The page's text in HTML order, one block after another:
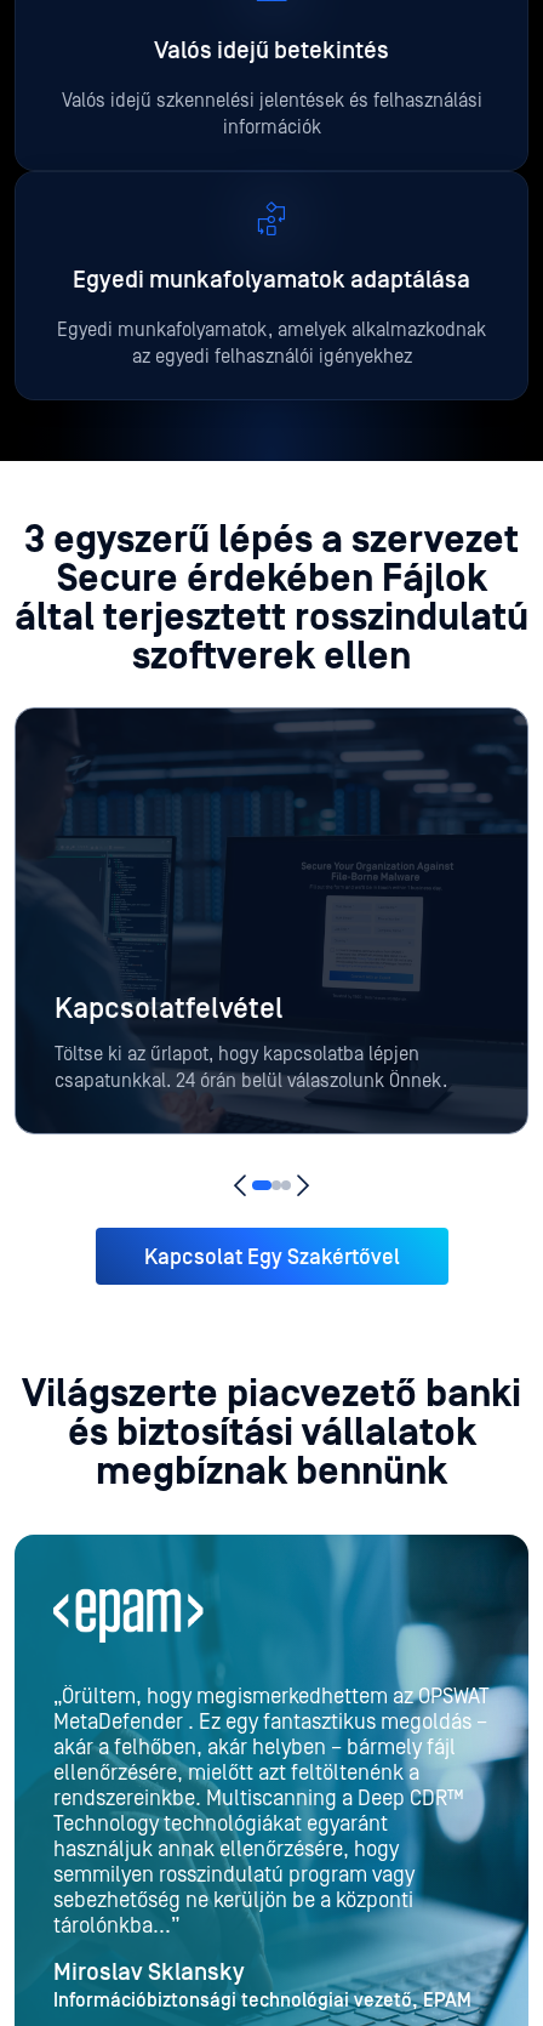
Valós idejű betekintés
Valós idejű szkennelési jelentések és felhasználási
információk
Egyedi munkafolyamatok adaptálása
Egyedi munkafolyamatok, amelyek alkalmazkodnak
az egyedi felhasználói igényekhez
3 egyszerű lépés a szervezet
Secure érdekében Fájlok
által terjesztett rosszindulatú
szoftverek ellen
Kapcsolatfelvétel
Töltse ki az űrlapot, hogy kapcsolatba lépjen
csapatunkkal. 24 órán belül válaszolunk Önnek.
Kapcsolat Egy Szakértővel
Világszerte piacvezető banki
és biztosítási vállalatok
megbíznak bennünk
"MetaDefender Cloud gondoskodik arról, hogy a
rendszert ne veszélyeztessék rosszindulatú
programok. A rendszergazda által kapott
kártevő diagnózis szilárd alapot nyújt annak
eldöntéséhez, hogy mely fájlok futnak
rendszergazdai jogosultságokkal, mindössze
két kattintással."
Lars Sneftrup Pedersen
Vezérigazgató, FastTrack Software